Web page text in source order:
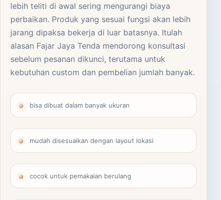
lebih teliti di awal sering mengurangi biaya
perbaikan. Produk yang sesuai fungsi akan lebih
jarang dipaksa bekerja di luar batasnya. Itulah
alasan Fajar Jaya Tenda mendorong konsultasi
sebelum pesanan dikunci, terutama untuk
kebutuhan custom dan pembelian jumlah banyak.
bisa dibuat dalam banyak ukuran
mudah disesuaikan dengan layout lokasi
cocok untuk pemakaian berulang